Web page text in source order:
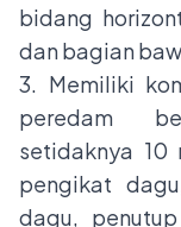
bidang
dan bagian
3. Memiliki
peredam
setidaknya 10
pengikat
dagu,